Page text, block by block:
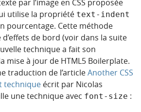
par l’image en CSS proposée
utilise la propriété text-indent
pourcentage. Cette méthode
d’effets de bord (voir dans la suite
technique a fait son
mise à jour de HTML5 Boilerplate.
traduction de l’articleAnother CSS
technique écrit par Nicolas
une technique avec font-size :